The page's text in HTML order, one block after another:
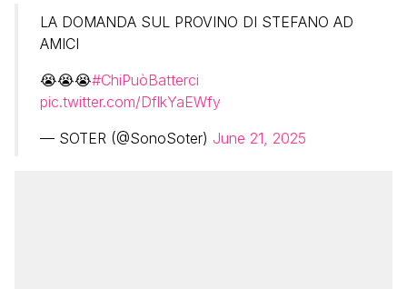
LA DOMANDA SUL PROVINO DI STEFANO AD
AMICI
😭😭😭#ChiPuòBatterci
pic.twitter.com/DflkYaEWfy
— SOTER (@SonoSoter) June 21, 2025